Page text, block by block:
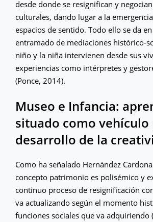
desde donde se resignifican y
culturales, dando lugar a la
espacios de sentido. Todo ello se da
entramado de mediaciones histórico-
niño y la niña intervienen desde sus
experiencias como intérpretes y
(Ponce, 2014).
Museo e Infancia:
situado como vehículo
desarrollo de la
Como ha señalado Hernández
concepto patrimonio es polisémico y
continuo proceso de resignificación
va actualizando según el momento
funciones sociales que va adquiriendo